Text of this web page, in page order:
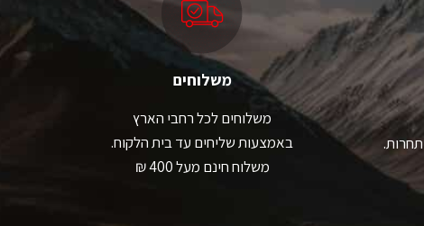
תחרות.
משלוחים
משלוחים לכל רחבי הארץ
באמצעות שליחים עד בית הלקוח.
משלוח חינם מעל 400 ₪